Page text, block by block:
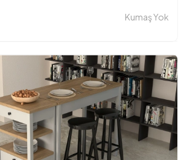
Kumaş Yok